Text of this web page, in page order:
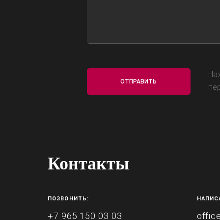
Контакты
ПОЗВОНИТЬ:
+7 965 150 03 03